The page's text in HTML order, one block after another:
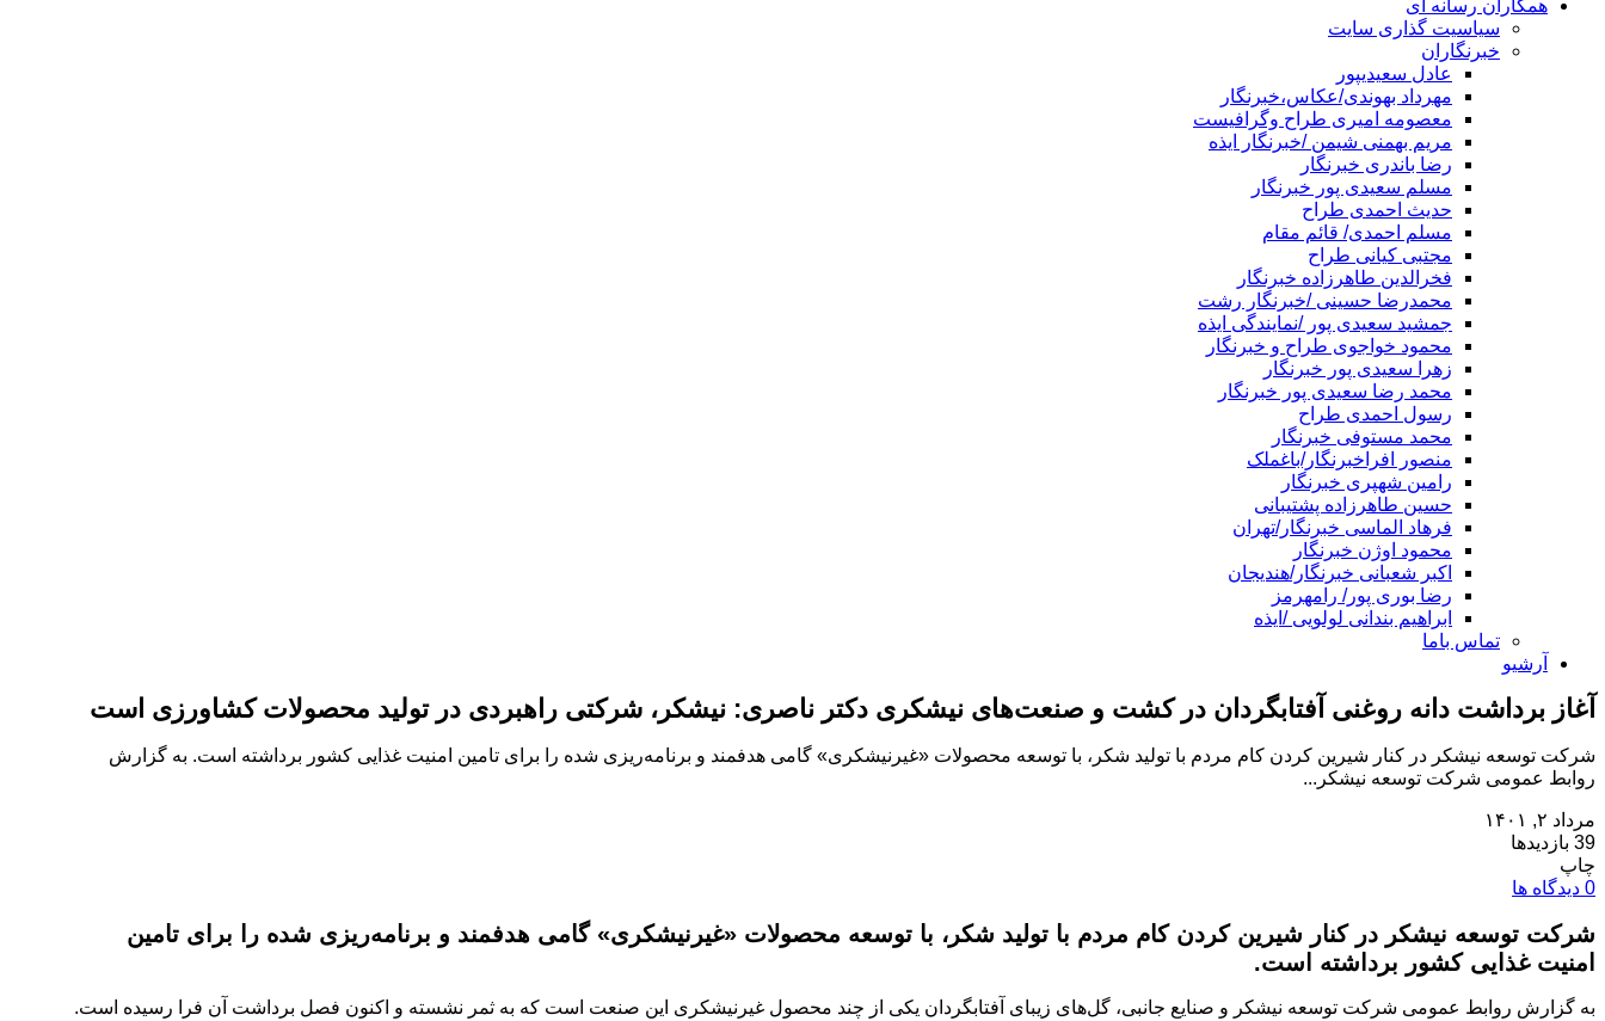
همکاران رسانه ای
سیاسیت گذاری سایت
خبرنگاران
عادل سعیدیپور
مهرداد بهوندی/عکاس،خبرنگار
معصومه امیری طراح وگرافیست
مریم بهمنی شیمن /خبرنگار ایذه
رضا باندری خبرنگار
مسلم سعیدی پور خبرنگار
حدیث احمدی طراح
مسلم احمدی/ قائم مقام
مجتبی کیانی طراح
فخرالدین طاهرزاده خبرنگار
محمدرضا حسینی /خبرنگار رشت
جمشید سعیدی پور /نمایندگی ایذه
محمود خواجوی طراح و خبرنگار
زهرا سعیدی پور خبرنگار
محمد رضا سعیدی پور خبرنگار
رسول احمدی طراح
محمد مستوفی خبرنگار
منصور افراخبرنگار/باغملک
رامین شهپری خبرنگار
حسین طاهرزاده پشتیبانی
فرهاد الماسی خبرنگار/تهران
محمود اوژن خبرنگار
اکبر شعبانی خبرنگار/هندیجان
رضا بوری پور/ رامهرمز
ابراهیم بندانی لولویی /ایذه
تماس باما
آرشیو
آغاز برداشت دانه‌ روغنی آفتابگردان در کشت و صنعت‌های نیشکری دکتر ناصری: نیشکر، شرکتی راهبردی در تولید محصولات کشاورزی است
شرکت توسعه نیشکر در کنار شیرین کردن کام مردم با تولید شکر، با توسعه محصولات «غیرنیشکری» گامی هدفمند و برنامه‌ریزی شده را برای تامین امنیت غذایی کشور برداشته است. به گزارش
روابط عمومی شرکت توسعه نیشکر...
مرداد ۲, ۱۴۰۱
39 بازدیدها
چاپ
0 دیدگاه ها
شرکت توسعه نیشکر در کنار شیرین کردن کام مردم با تولید شکر، با توسعه محصولات «غیرنیشکری» گامی هدفمند و برنامه‌ریزی شده را برای تامین
امنیت غذایی کشور برداشته است.
به گزارش روابط عمومی شرکت توسعه نیشکر و صنایع جانبی، گل‌های زیبای آفتابگردان یکی از چند محصول غیرنیشکری این صنعت است که به ثمر نشسته و اکنون فصل برداشت آن فرا رسیده است.